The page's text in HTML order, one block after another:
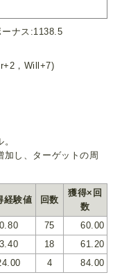
ナス:1138.5
，Will+7)
加し、ターゲットの周
経験値 回数
獲得×回
数
0.80 75
60.00
3.40 18
61.20
4 84.00